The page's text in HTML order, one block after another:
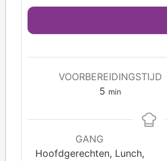
VOORBEREIDINGSTIJD
5 min
GANG
Hoofdgerechten, Lunch,